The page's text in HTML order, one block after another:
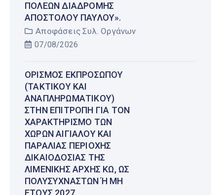
ΠΌΛΕΩΝ ΔΙΑΔΡΟΜΉΣ
ΑΠΟΣΤΌΛΟΥ ΠΑΎΛΟΥ».
Αποφάσεις Συλ. Οργάνων
07/08/2026
ΟΡΙΣΜΌΣ ΕΚΠΡΟΣΏΠΟΥ
(ΤΑΚΤΙΚΟΎ ΚΑΙ
ΑΝΑΠΛΗΡΩΜΑΤΙΚΟΎ)
ΣΤΗΝ ΕΠΙΤΡΟΠΉ ΓΙΑ ΤΟΝ
ΧΑΡΑΚΤΗΡΙΣΜΌ ΤΩΝ
ΧΏΡΩΝ ΑΙΓΙΑΛΟΎ ΚΑΙ
ΠΑΡΑΛΊΑΣ ΠΕΡΙΟΧΉΣ
ΔΙΚΑΙΟΔΟΣΊΑΣ ΤΗΣ
ΛΙΜΕΝΙΚΉΣ ΑΡΧΉΣ ΚΩ, ΩΣ
ΠΟΛΥΣΎΧΝΑΣΤΩΝ Ή ΜΗ Έ